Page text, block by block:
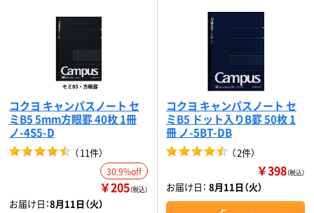
コクヨ キャンパスノート セ
ミB5 5mm方眼罫 40枚 1冊
ノ-4S5-D
（11件）
30.9%off
￥205（税込）
お届け日：8月11日（火）
コクヨ キャンパスノート セ
ミB5 ドット入りB罫 50枚 1
冊 ノ-5BT-DB
（2件）
￥398（税込）
お届け日： 8月11日（火）